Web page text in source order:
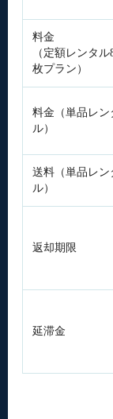
料金
（定額レンタル
枚プラン）
料金（単品レン
ル）
送料（単品レン
ル）
返却期限
延滞金